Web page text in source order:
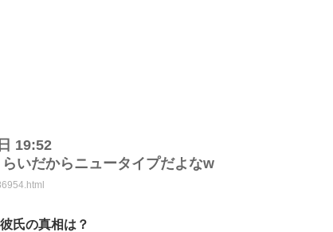
19:52
いだからニュータイプだよなw
彼氏の真相は？